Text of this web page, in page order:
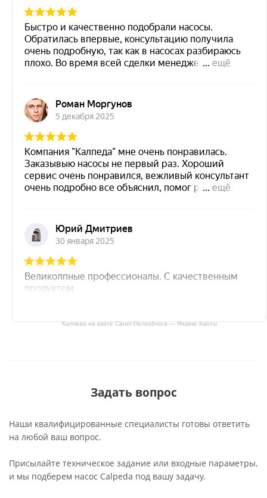
Калпеда на карте Санкт‑Петербурга — Яндекс Карты
Задать вопрос
Наши квалифицированные специалисты готовы ответить
на любой ваш вопрос.
Присылайте техническое задание или входные параметры,
и мы подберем насос Calpeda под вашу задачу.